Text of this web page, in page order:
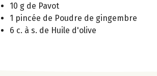
10 g de Pavot
1 pincée de Poudre de gingembre
6 c. à s. de Huile d'olive